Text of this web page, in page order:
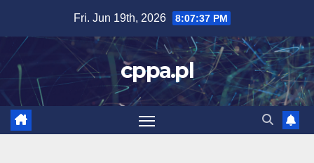
content
Fri. Jun 19th, 2026 8:07:38 PM
cppa.pl